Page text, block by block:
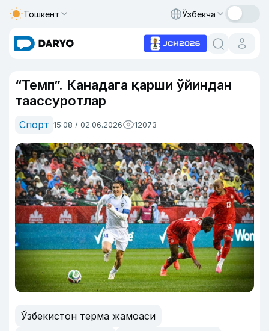
Тошкент Ўзбекча
“Темп”. Канадага қарши ўйиндан
таассуротлар
Спорт 15:08 / 02.06.2026 12073
Ўзбекистон терма жамоаси